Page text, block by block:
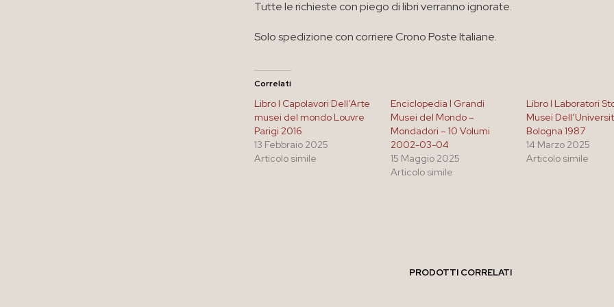
Tutte le richieste con piego di libri verranno ignorate.
Solo spedizione con corriere Crono Poste Italiane.
Correlati
Libro I Capolavori Dell’Arte
musei del mondo Louvre
Parigi 2016
13 Febbraio 2025
Articolo simile
Enciclopedia I Grandi
Musei del Mondo –
Mondadori – 10 Volumi
2002-03-04
15 Maggio 2025
Articolo simile
Libro I Laboratori
Musei
Bologna 1987
14 Marzo 2025
Articolo simile
PRODOTTI CORRELATI